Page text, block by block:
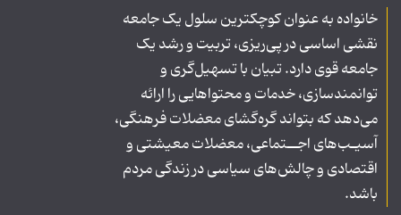
خانواده به عنوان کوچکترین سلول یک جامعه
نقشی اساسی در پی‌ریزی، تربیت و رشد یک
جامعه قوی دارد. تبیان با تسهیل‌گری و
توانمندسازی، خدمات و محتواهایی را ارائه
می‌دهد که بتواند گره‌گشای معضلات فرهنگی،
آسیـب‌های اجــتماعی، معضلات معیشتی و
اقتصادی و چالش‌های سیاسی در زندگی مردم
باشد.